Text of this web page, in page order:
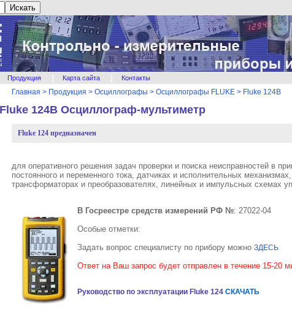
Продукция Карта сайта Контакты
Главная > Продукция > Осциллографы > Осциллографы FLUKE > Fluke 124B
Fluke 124B Осциллограф-мультиметр
Fluke 124 предназначен
для оперативного решения задач проверки и поиска неисправностей в
постоянного и переменного тока, датчиках и исполнительных
трансформаторах и преобразователях, линейных и импульсных схемах
В Госреестре средств измерений РФ №: 27022-04
Особые отметки:
Задать вопрос специалисту по прибору можно ЗДЕСЬ
Ответ на Ваш запрос будет отправлен в течение 15-20
Руководство по эксплуатации Fluke 124 СКАЧАТЬ